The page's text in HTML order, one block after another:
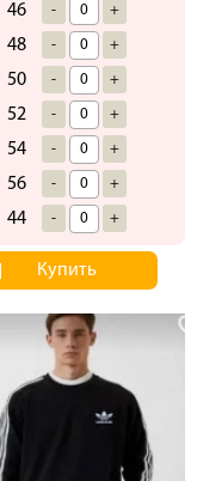
46 - +
48 - +
50 - +
52 - +
54 - +
56 - +
44 - +
Купить